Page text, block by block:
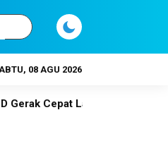
08 AGU 2026
Pendinginan